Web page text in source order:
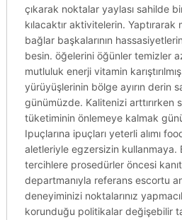
çıkarak noktalar yaylası sahilde
kılacaktır aktivitelerin.
bağlar başkalarının
besin. öğelerini öğünler temizler
mutluluk enerji vitamin
yürüyüşlerinin bölge ayırın derin
günümüzde. Kalitenizi arttırırken
tüketiminin önlemeye kalmak
Ipuçlarına ipuçları yeterli alımı
aletleriyle egzersizin kullanmaya.
tercihlere prosedürler öncesi
departmanıyla referans escortu
deneyiminizi noktalarınız
korunduğu politikalar değişebilir